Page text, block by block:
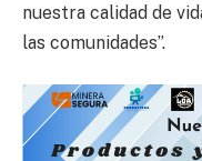
nuestra calidad de
las comunidades”.